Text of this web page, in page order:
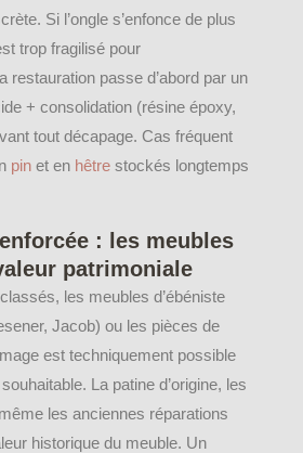
Si l’ongle s’enfonce de plus
trop fragilisé pour
restauration passe d’abord par un
+ consolidation (résine époxy,
tout décapage. Cas fréquent
pin et en hêtre stockés longtemps
: les meubles
patrimoniale
les meubles d’ébéniste
Jacob) ou les pièces de
est techniquement possible
La patine d’origine, les
les anciennes réparations
historique du meuble. Un